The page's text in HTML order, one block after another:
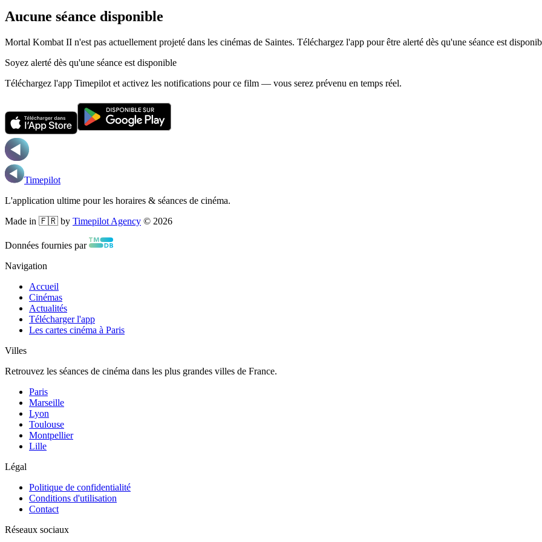
Aucune séance disponible
Mortal Kombat II n'est pas actuellement projeté dans les cinémas de Saintes. Téléchargez l'app pour être alerté dès qu'une séance est
Soyez alerté dès qu'une séance est disponible
Téléchargez l'app Timepilot et activez les notifications pour ce film — vous serez prévenu en temps réel.
Timepilot
L'application ultime pour les horaires & séances de cinéma.
Made in 🇫🇷 by Timepilot Agency © 2026
Données fournies par
Navigation
Accueil
Cinémas
Actualités
Télécharger l'app
Les cartes cinéma à Paris
Villes
Retrouvez les séances de cinéma dans les plus grandes villes de France.
Paris
Marseille
Lyon
Toulouse
Montpellier
Lille
Légal
Politique de confidentialité
Conditions d'utilisation
Contact
Réseaux sociaux